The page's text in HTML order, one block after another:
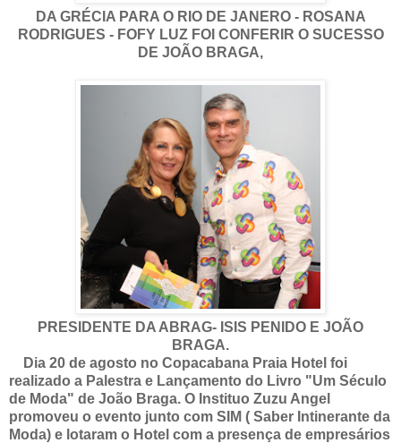
DA GRÉCIA PARA O RIO DE JANERO - ROSANA
RODRIGUES - FOFY LUZ FOI CONFERIR O SUCESSO
DE JOÃO BRAGA,
PRESIDENTE DA ABRAG- ISIS PENIDO E JOÃO
BRAGA.
Dia 20 de agosto no Copacabana Praia Hotel foi
realizado a Palestra e Lançamento do Livro "Um Século
de Moda" de João Braga. O Instituo Zuzu Angel
promoveu o evento junto com SIM ( Saber Intinerante da
Moda) e lotaram o Hotel com a presença de empresários